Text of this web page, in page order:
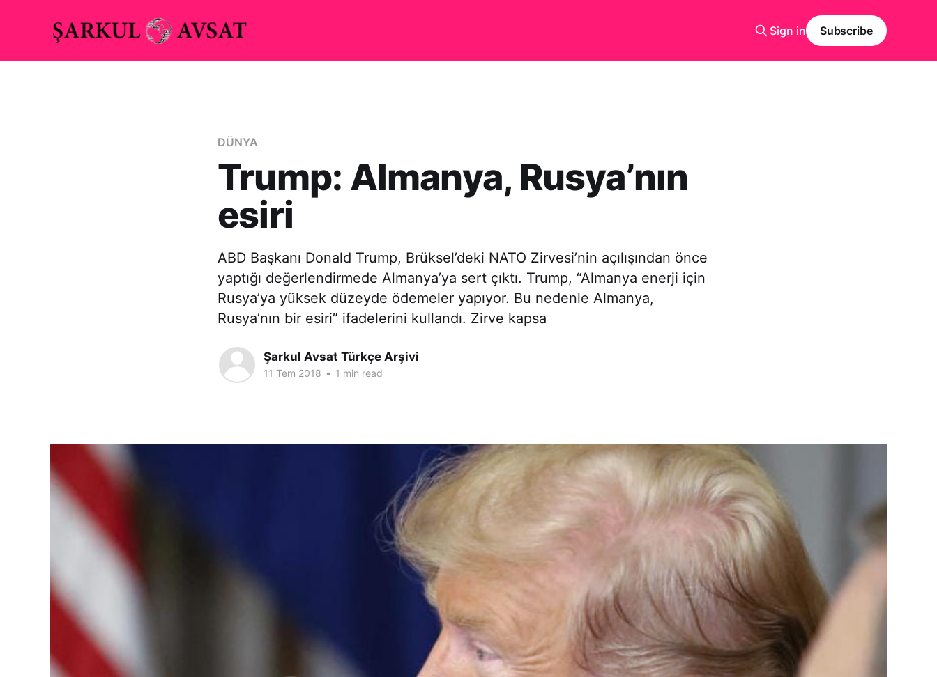
Sign in Subscribe
DÜNYA
Trump: Almanya, Rusya’nın
esiri
ABD Başkanı Donald Trump, Brüksel’deki NATO Zirvesi’nin açılışından önce
yaptığı değerlendirmede Almanya’ya sert çıktı. Trump, “Almanya enerji için
Rusya’ya yüksek düzeyde ödemeler yapıyor. Bu nedenle Almanya,
Rusya’nın bir esiri” ifadelerini kullandı. Zirve kapsa
Şarkul Avsat Türkçe Arşivi
11 Tem 2018 • 1 min read